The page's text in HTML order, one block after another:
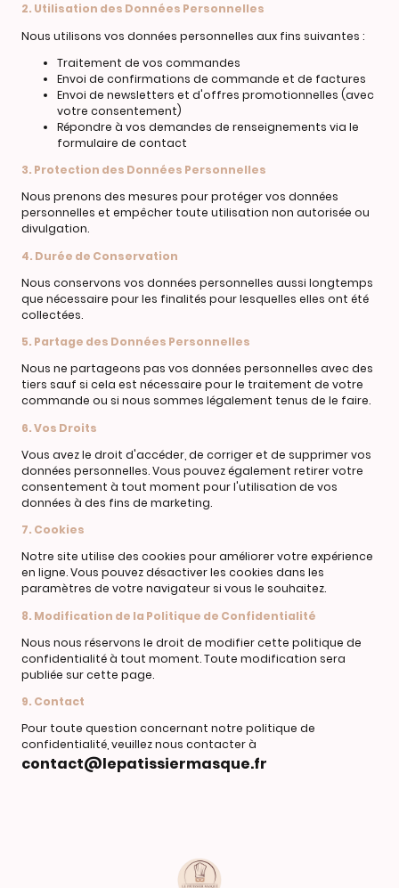
2. Utilisation des Données Personnelles
Nous utilisons vos données personnelles aux fins suivantes :
Traitement de vos commandes
Envoi de confirmations de commande et de factures
Envoi de newsletters et d'offres promotionnelles (avec
votre consentement)
Répondre à vos demandes de renseignements via le
formulaire de contact
3. Protection des Données Personnelles
Nous prenons des mesures pour protéger vos données
personnelles et empêcher toute utilisation non autorisée ou
divulgation.
4. Durée de Conservation
Nous conservons vos données personnelles aussi longtemps
que nécessaire pour les finalités pour lesquelles elles ont été
collectées.
5. Partage des Données Personnelles
Nous ne partageons pas vos données personnelles avec des
tiers sauf si cela est nécessaire pour le traitement de votre
commande ou si nous sommes légalement tenus de le faire.
6. Vos Droits
Vous avez le droit d'accéder, de corriger et de supprimer vos
données personnelles. Vous pouvez également retirer votre
consentement à tout moment pour l'utilisation de vos
données à des fins de marketing.
7. Cookies
Notre site utilise des cookies pour améliorer votre expérience
en ligne. Vous pouvez désactiver les cookies dans les
paramètres de votre navigateur si vous le souhaitez.
8. Modification de la Politique de Confidentialité
Nous nous réservons le droit de modifier cette politique de
confidentialité à tout moment. Toute modification sera
publiée sur cette page.
9. Contact
Pour toute question concernant notre politique de
confidentialité, veuillez nous contacter à
contact@lepatissiermasque.fr